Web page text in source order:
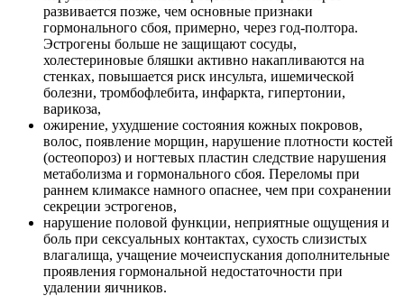
развивается позже, чем основные признаки
гормонального сбоя, примерно, через год-полтора.
Эстрогены больше не защищают сосуды,
холестериновые бляшки активно накапливаются на
стенках, повышается риск инсульта, ишемической
болезни, тромбофлебита, инфаркта, гипертонии,
варикоза,
ожирение, ухудшение состояния кожных покровов,
волос, появление морщин, нарушение плотности костей
(остеопороз) и ногтевых пластин следствие нарушения
метаболизма и гормонального сбоя. Переломы при
раннем климаксе намного опаснее, чем при сохранении
секреции эстрогенов,
нарушение половой функции, неприятные ощущения и
боль при сексуальных контактах, сухость слизистых
влагалища, учащение мочеиспускания дополнительные
проявления гормональной недостаточности при
удалении яичников.